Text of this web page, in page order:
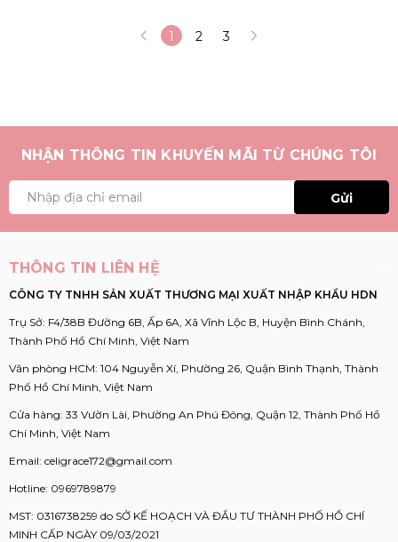
1 2 3
NHẬN THÔNG TIN KHUYẾN MÃI TỪ CHÚNG TÔI
Gửi
THÔNG TIN LIÊN HỆ
CÔNG TY TNHH SẢN XUẤT THƯƠNG MẠI XUẤT NHẬP KHẨU HDN
Trụ Sở: F4/38B Đường 6B, Ấp 6A, Xã Vĩnh Lộc B, Huyện Bình Chánh,
Thành Phố Hồ Chí Minh, Việt Nam
Văn phòng HCM: 104 Nguyễn Xí, Phường 26, Quận Bình Thạnh, Thành
Phố Hồ Chí Minh, Việt Nam
Cửa hàng: 33 Vườn Lài, Phường An Phú Đông, Quận 12, Thành Phố Hồ
Chí Minh, Việt Nam
Email: celigrace172@gmail.com
Hotline: 0969789879
MST: 0316738259 do SỞ KẾ HOẠCH VÀ ĐẦU TƯ THÀNH PHỐ HỒ CHÍ
MINH CẤP NGÀY 09/03/2021